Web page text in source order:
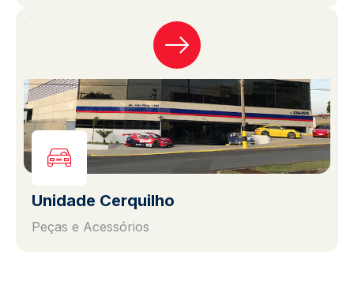
Unidade Cerquilho
Peças e Acessórios